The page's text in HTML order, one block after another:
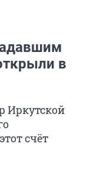
в
Иркутской
счёт